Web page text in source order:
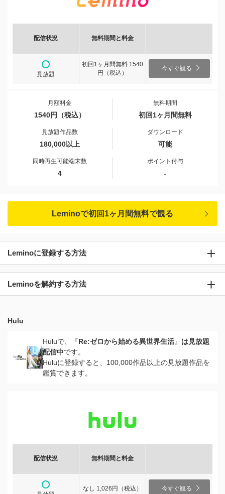
配信状況 無料期間と料金
見放題
初回1ヶ月間無料 1540
円（税込）
今すぐ観る
月額料金
1540円（税込）
無料期間
初回1ヶ月間無料
見放題作品数
180,000以上
ダウンロード
可能
同時再生可能端末数
4
ポイント付与
-
Leminoで初回1ヶ月間無料で観る
Leminoに登録する方法
Leminoを解約する方法
Hulu
Huluで、『Re:ゼロから始める異世界生活』 は見放題
配信中です。
Huluに登録すると、100,000作品以上の見放題作品を
鑑賞できます。
配信状況 無料期間と料金
なし 1,026円（税込） 今すぐ観る